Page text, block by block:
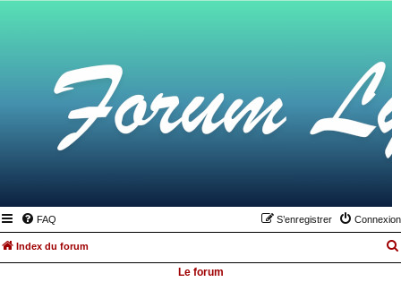
FAQ Connexion
S’enregistrer
Index du forum
Le forum